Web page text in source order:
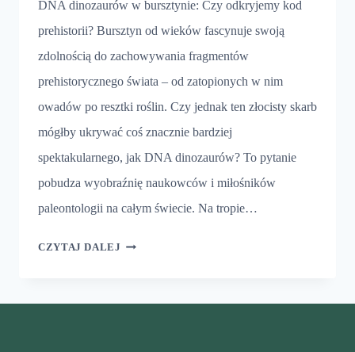
DNA dinozaurów w bursztynie: Czy odkryjemy kod
prehistorii? Bursztyn od wieków fascynuje swoją
zdolnością do zachowywania fragmentów
prehistorycznego świata – od zatopionych w nim
owadów po resztki roślin. Czy jednak ten złocisty skarb
mógłby ukrywać coś znacznie bardziej
spektakularnego, jak DNA dinozaurów? To pytanie
pobudza wyobraźnię naukowców i miłośników
paleontologii na całym świecie. Na tropie…
CZYTAJ DALEJ DNA
BURSZTYNIE